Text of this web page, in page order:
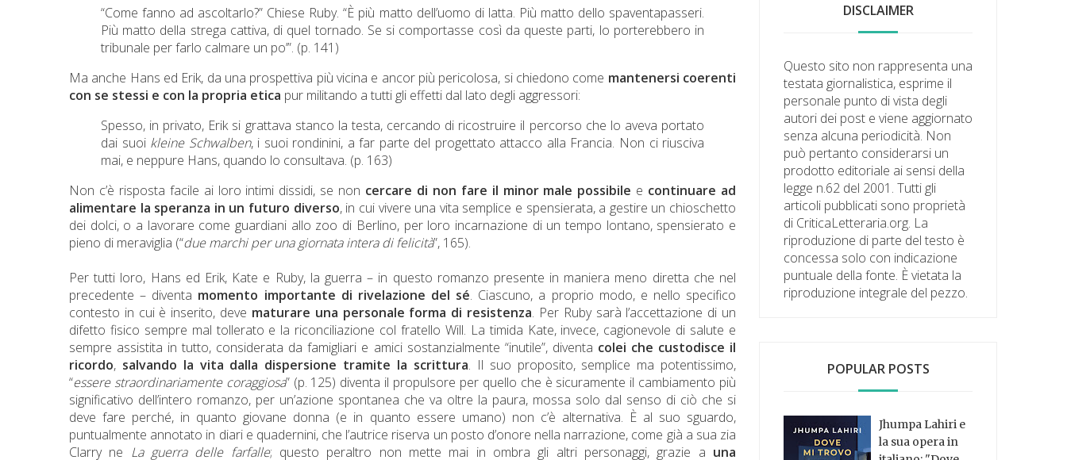
“Come fanno ad ascoltarlo?” Chiese Ruby. “È più matto dell’uomo di latta. Più matto dello spaventapasseri.
Più matto della strega cattiva, di quel tornado. Se si comportasse così da queste parti, lo porterebbero in
tribunale per farlo calmare un po’”. (p. 141)
Ma anche Hans ed Erik, da una prospettiva più vicina e ancor più pericolosa, si chiedono come mantenersi coerenti
con se stessi e con la propria etica pur militando a tutti gli effetti dal lato degli aggressori:
Spesso, in privato, Erik si grattava stanco la testa, cercando di ricostruire il percorso che lo aveva portato
dai suoi kleine Schwalben, i suoi rondinini, a far parte del progettato attacco alla Francia. Non ci riusciva
mai, e neppure Hans, quando lo consultava. (p. 163)
Non c’è risposta facile ai loro intimi dissidi, se non cercare di non fare il minor male possibile e continuare ad
alimentare la speranza in un futuro diverso, in cui vivere una vita semplice e spensierata, a gestire un chioschetto
dei dolci, o a lavorare come guardiani allo zoo di Berlino, per loro incarnazione di un tempo lontano, spensierato e
pieno di meraviglia (“due marchi per una giornata intera di felicità”, 165).
Per tutti loro, Hans ed Erik, Kate e Ruby, la guerra – in questo romanzo presente in maniera meno diretta che nel
precedente – diventa momento importante di rivelazione del sé. Ciascuno, a proprio modo, e nello specifico
contesto in cui è inserito, deve maturare una personale forma di resistenza. Per Ruby sarà l’accettazione di un
difetto fisico sempre mal tollerato e la riconciliazione col fratello Will. La timida Kate, invece, cagionevole di salute e
sempre assistita in tutto, considerata da famigliari e amici sostanzialmente “inutile”, diventa colei che custodisce il
ricordo, salvando la vita dalla dispersione tramite la scrittura. Il suo proposito, semplice ma potentissimo,
“essere straordinariamente coraggiosa” (p. 125) diventa il propulsore per quello che è sicuramente il cambiamento più
significativo dell’intero romanzo, per un’azione spontanea che va oltre la paura, mossa solo dal senso di ciò che si
deve fare perché, in quanto giovane donna (e in quanto essere umano) non c’è alternativa. È al suo sguardo,
puntualmente annotato in diari e quadernini, che l’autrice riserva un posto d’onore nella narrazione, come già a sua zia
Clarry ne La guerra delle farfalle; questo peraltro non mette mai in ombra gli altri personaggi, grazie a una
DISCLAIMER
Questo sito non rappresenta una
testata giornalistica, esprime il
personale punto di vista degli
autori dei post e viene aggiornato
senza alcuna periodicità. Non
può pertanto considerarsi un
prodotto editoriale ai sensi della
legge n.62 del 2001. Tutti gli
articoli pubblicati sono proprietà
di CriticaLetteraria.org. La
riproduzione di parte del testo è
concessa solo con indicazione
puntuale della fonte. È vietata la
riproduzione integrale del pezzo.
POPULAR POSTS
Jhumpa Lahiri e
la sua opera in